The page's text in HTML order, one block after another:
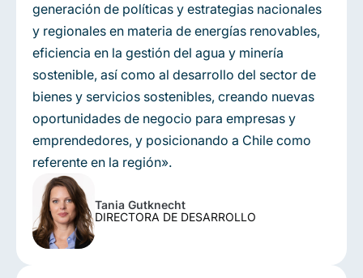
generación de políticas y estrategias nacionales
y regionales en materia de energías renovables,
eficiencia en la gestión del agua y minería
sostenible, así como al desarrollo del sector de
bienes y servicios sostenibles, creando nuevas
oportunidades de negocio para empresas y
emprendedores, y posicionando a Chile como
referente en la región».
Tania Gutknecht
DIRECTORA DE DESARROLLO